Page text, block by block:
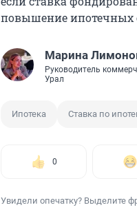
повышение ипотечных
Марина
Руководитель
Урал
Ипотека Ставка по
0
Увидели опечатку? Выделите